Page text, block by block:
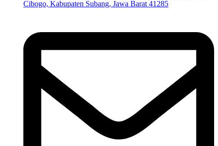
Cibogo, Kabupaten Subang, Jawa Barat 41285